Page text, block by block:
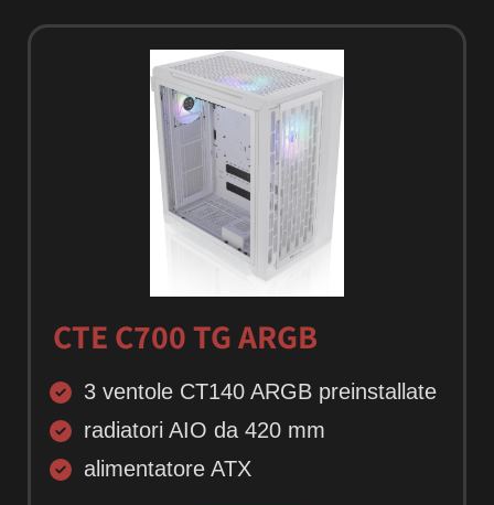
CTE C700 TG ARGB
3 ventole CT140 ARGB preinstallate
radiatori AIO da 420 mm
alimentatore ATX